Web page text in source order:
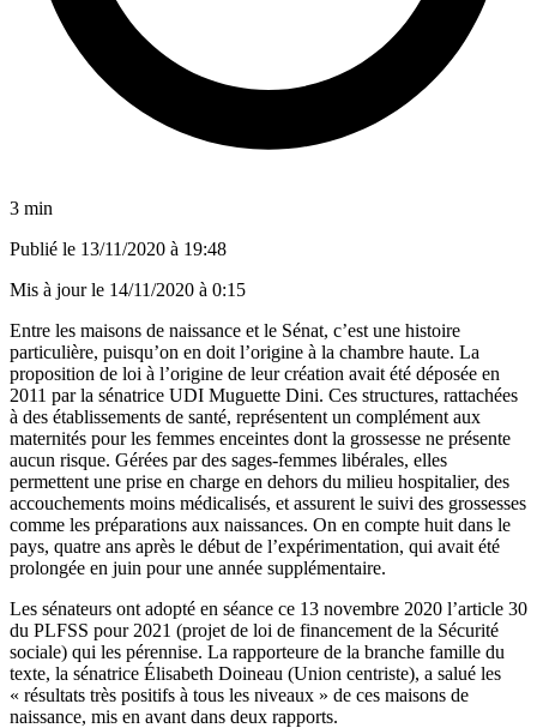
3 min
Publié le 13/11/2020 à 19:48
Mis à jour le 14/11/2020 à 0:15
Entre les maisons de naissance et le Sénat, c’est une histoire
particulière, puisqu’on en doit l’origine à la chambre haute. La
proposition de loi à l’origine de leur création avait été déposée en
2011 par la sénatrice UDI Muguette Dini. Ces structures, rattachées
à des établissements de santé, représentent un complément aux
maternités pour les femmes enceintes dont la grossesse ne présente
aucun risque. Gérées par des sages-femmes libérales, elles
permettent une prise en charge en dehors du milieu hospitalier, des
accouchements moins médicalisés, et assurent le suivi des grossesses
comme les préparations aux naissances. On en compte huit dans le
pays, quatre ans après le début de l’expérimentation, qui avait été
prolongée en juin pour une année supplémentaire.
Les sénateurs ont adopté en séance ce 13 novembre 2020 l’article 30
du PLFSS pour 2021 (projet de loi de financement de la Sécurité
sociale) qui les pérennise. La rapporteure de la branche famille du
texte, la sénatrice Élisabeth Doineau (Union centriste), a salué les
« résultats très positifs à tous les niveaux » de ces maisons de
naissance, mis en avant dans deux rapports.